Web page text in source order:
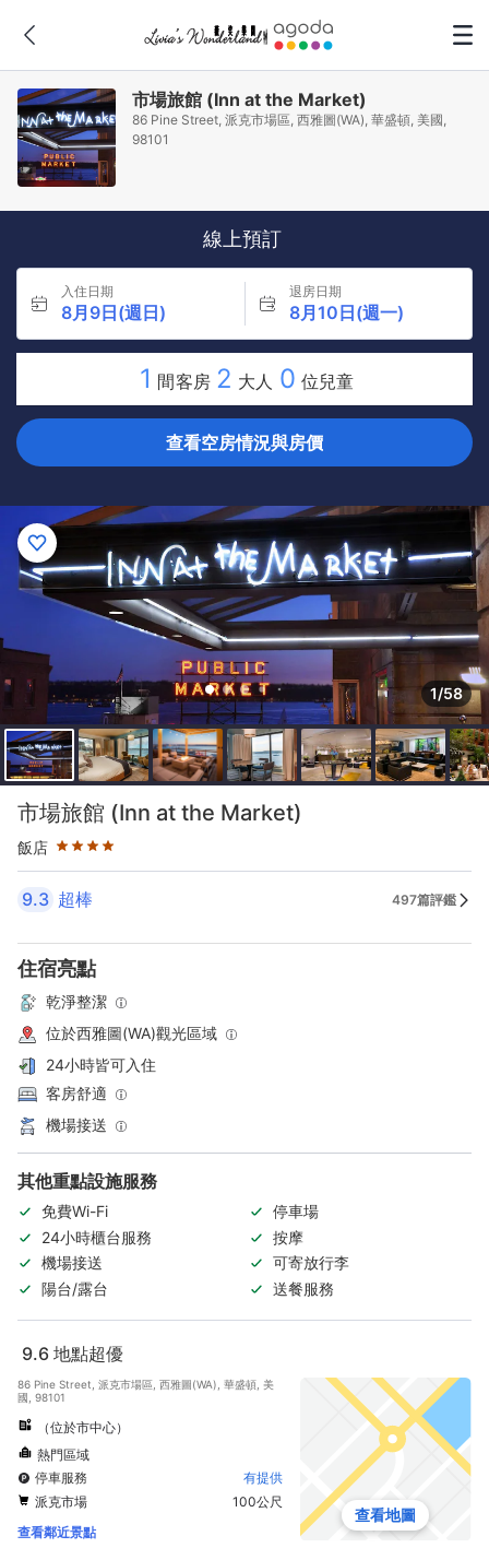
市場旅館 (Inn at the Market)
86 Pine Street, 派克市場區, 西雅圖(WA), 華盛頓, 美國,
98101
線上預訂
入住日期
8月9日(週日)
退房日期
8月10日(週一)
1 間客房 2 大人 0 位兒童
查看空房情況與房價
1/58
市場旅館 (Inn at the Market)
飯店
星級評等4星
9.3 超棒 497篇評鑑
住宿亮點
乾淨整潔
位於西雅圖(WA)觀光區域
24小時皆可入住
客房舒適
機場接送
其他重點設施服務
免費Wi-Fi
停車場
24小時櫃台服務
按摩
機場接送
可寄放行李
陽台/露台
送餐服務
9.6 地點超優
86 Pine Street, 派克市場區, 西雅圖(WA), 華盛頓, 美
國, 98101
（位於市中心）
熱門區域
停車服務
有提供
派克市場
100公尺
查看鄰近景點
查看地圖